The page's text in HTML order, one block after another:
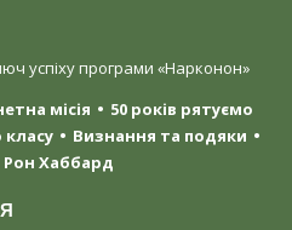
успіху програми «Нарконон»
місія
50 років рятуємо
класу
Визнання та подяки
Рон Хаббард